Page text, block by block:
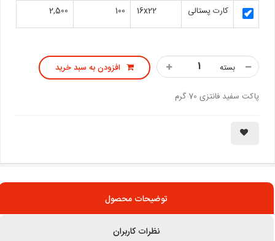
کارت پستالی
16x22
100
2,500
بسته افزودن به سبد خرید
پاکت سفید فانتزی 70 گرم
توضیحات محصول
نظرات کاربران